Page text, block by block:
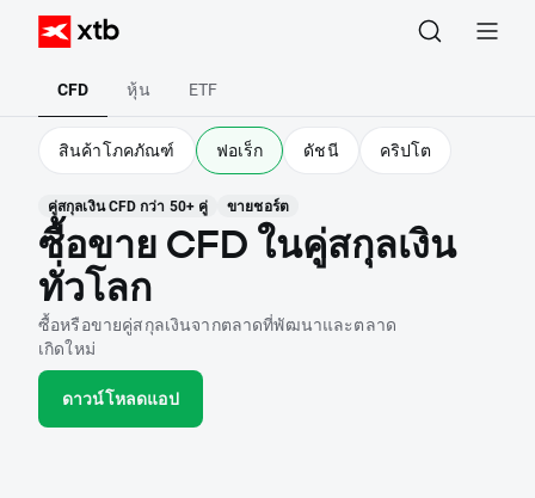
CFD หุ้น ETF
สินค้าโภคภัณฑ์ ฟอเร็ก ดัชนี คริปโต
คู่สกุลเงิน CFD กว่า 50+ คู่ ขายชอร์ต
ซื้อขาย CFD ในคู่สกุลเงิน
ทั่วโลก
ซื้อหรือขายคู่สกุลเงินจากตลาดที่พัฒนาและตลาด
เกิดใหม่
ดาวน์โหลดแอป